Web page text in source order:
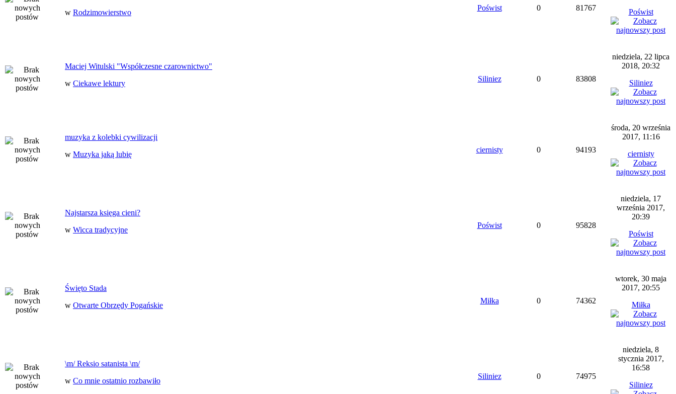
w Rodzimowierstwo
Poświst 0 81767
Poświst
Maciej Witulski "Współczesne czarownictwo"
w Ciekawe lektury
Siliniez 0 83808
niedziela, 22 lipca
2018, 20:32
Siliniez
muzyka z kolebki cywilizacji
w Muzyka jaką lubię
ciernisty 0 94193
środa, 20 września
2017, 11:16
ciernisty
Najstarsza księga cieni?
w Wicca tradycyjne
Poświst 0 95828
niedziela, 17
września 2017,
20:39
Poświst
Święto Stada
w Otwarte Obrzędy Pogańskie
Miłka 0 74362
wtorek, 30 maja
2017, 20:55
Miłka
\m/ Reksio satanista \m/
w Co mnie ostatnio rozbawiło
Siliniez 0 74975
niedziela, 8
stycznia 2017,
16:58
Siliniez